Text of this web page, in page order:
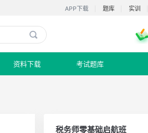
实训
题库
APP下载

资料下载 考试题库
税务师零基础启航班